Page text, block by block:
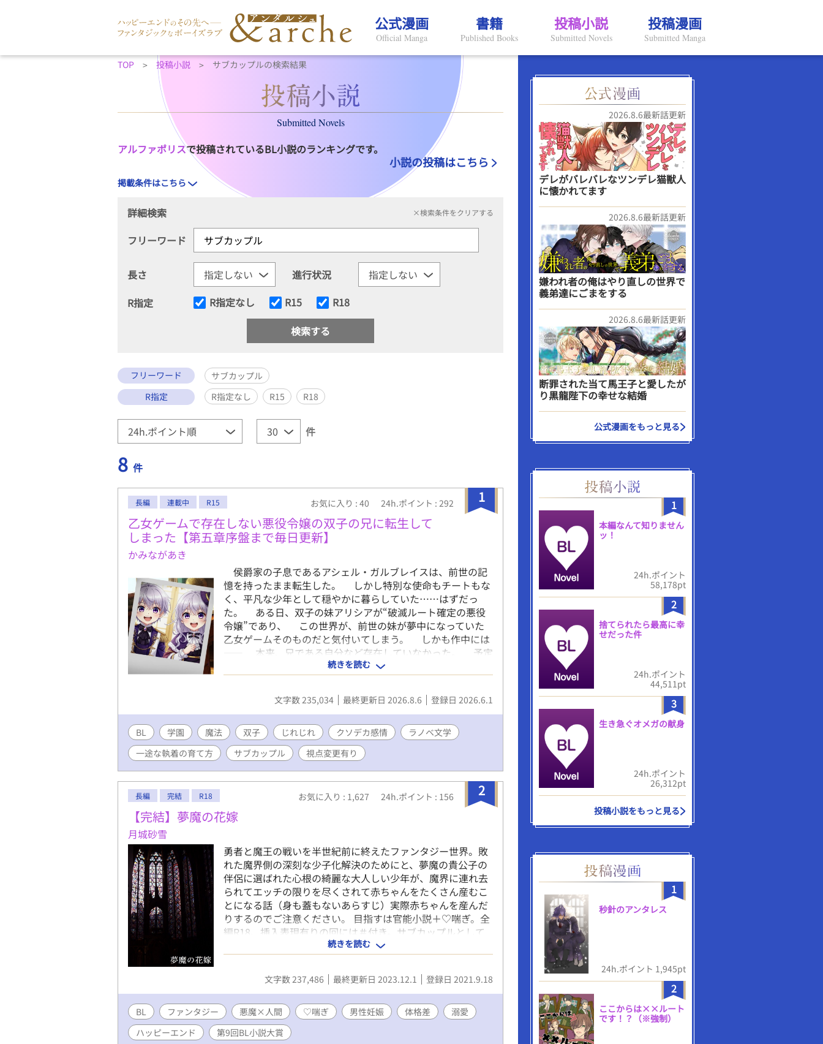
公式漫画
Official Manga
書籍
Published Books
投稿小説
Submitted Novels
投稿漫画
Submitted Manga
TOP 投稿小説 サブカップルの検索結果
Submitted Novels
アルファポリスで投稿されているBL小説のランキングです。
小説の投稿はこちら
掲載条件はこちら
詳細検索 ×検索条件をクリアする
フリーワード
長さ
進行状況
R指定
R指定なし R15 R18
フリーワード
サブカップル
R指定
R指定なし R15 R18
件
8 件
1
長編 連載中 R15 お気に入り : 40 24h.ポイント : 292
乙女ゲームで存在しない悪役令嬢の双子の兄に転生して
しまった【第五章序盤まで毎日更新】
かみながあき
侯爵家の子息であるアシェル・ガルブレイスは、前世の記
憶を持ったまま転生した。 しかし特別な使命もチートもな
く、平凡な少年として穏やかに暮らしていた……はずだっ
た。 ある日、双子の妹アリシアが“破滅ルート確定の悪役
令嬢”であり、 この世界が、前世の妹が夢中になっていた
乙女ゲームそのものだと気付いてしまう。 しかも作中には
―― 本来、兄である自分など存在していなかった。 予定
外の存在として生まれたアシェルは、妹を救うために物語へ
介入することを決意する。 だがその途中で、彼の運命を大
きく揺さぶる“ある人物”と出会い、 世界の筋書きは静かに
狂い始めていく。 これは、決められたシナリオの外側を歩
語。 アシェルは知らない。 その人物が、アシェル
の「前世」よりも重い秘密を抱えていることを。 ＿＿＿＿
※本作の世界観は“緩めのゲーム風ファンタジー”です。 雰
囲気重視のため描写の甘い部分がありますが、誤字や明らか
す。 じわじわと「矢印」が育っていく様を見守って頂けると
幸いです。 ◆R15表記についての追記◆ 本作は基本全年齢寄
りですが、物語の構成上、 一部の回にR15程度の表現（性
ドタイトルに「※R15版」という注釈を入れますので、ご了
承の上お楽しみください。 また、R15の話数は別作品として
R18の差分置き場を作成予定です。 ◇エピソードタイトル
の末尾に 「星マーク★」が付いている話数は、 表紙絵や挿絵
がある回となっております。 ＿＿ この作品は「小説家に
なろう」にも投稿しています。 初回の四話同時公開以降、な
ろうに追いつくまでは毎日20時に一話ずつ更新していきます
続きを読む
文字数 235,034 最終更新日 2026.8.6 登録日 2026.6.1
BL 学園 魔法 双子 じれじれ クソデカ感情
ラノベ文学
一途な執着の育て方
サブカップル 視点変更有り
2
長編 完結 R18 お気に入り : 1,627 24h.ポイント : 156
【完結】夢魔の花嫁
月城砂雪
勇者と魔王の戦いを半世紀前に終えたファンタジー世界。敗
れた魔界側の深刻な少子化解決のためにと、夢魔の貴公子の
伴侶に選ばれた心根の綺麗な大人しい少年が、魔界に連れ去
られてエッチの限りを尽くされて赤ちゃんをたくさん産むこ
とになる話（身も蓋もないあらすじ）実際赤ちゃんを産んだ
りするのでご注意ください。 目指すは官能小説＋♡喘ぎ。全
編R18、挿入表現有りの回には＃付き。サブカップルとして
百合夫婦が時々顔を出します。 ※12/1 ちょっと遅くなりま
したが、番外編完結しました(´▽｀)久し振りで楽しかったで
す！ ご愛顧ありがとうございました。二人をイチャコラさせ
たくなったらまた更新します。
続きを読む
文字数 237,486 最終更新日 2023.12.1 登録日 2021.9.18
BL ファンタジー 悪魔×人間 ♡喘ぎ 男性妊娠 体格差
溺愛
ハッピーエンド
第9回BL小説大賞
2026.8.6最新話更新
デレがバレバレなツンデレ猫獣人
に懐かれてます
2026.8.6最新話更新
嫌われ者の俺はやり直しの世界で
義弟達にごまをする
2026.8.6最新話更新
断罪された当て馬王子と愛したが
り黒龍陛下の幸せな結婚
公式漫画をもっと見る
1
本編なんて知りません
ッ！
24h.ポイント
58,178pt
2
捨てられたら最高に幸
せだった件
24h.ポイント
44,511pt
3
生き急ぐオメガの献身
24h.ポイント
26,312pt
投稿小説をもっと見る
1
秒針のアンタレス
24h.ポイント 1,945pt
2
ここからは××ルート
です！？（※強制）